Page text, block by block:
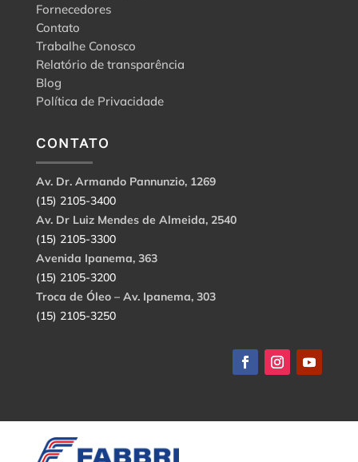
Fornecedores
Contato
Trabalhe Conosco
Relatório de transparência
Blog
Política de Privacidade
CONTATO
Av. Dr. Armando Pannunzio, 1269
(15) 2105-3400
Av. Dr Luiz Mendes de Almeida, 2540
(15) 2105-3300
Avenida Ipanema, 363
(15) 2105-3200
Troca de Óleo – Av. Ipanema, 303
(15) 2105-3250